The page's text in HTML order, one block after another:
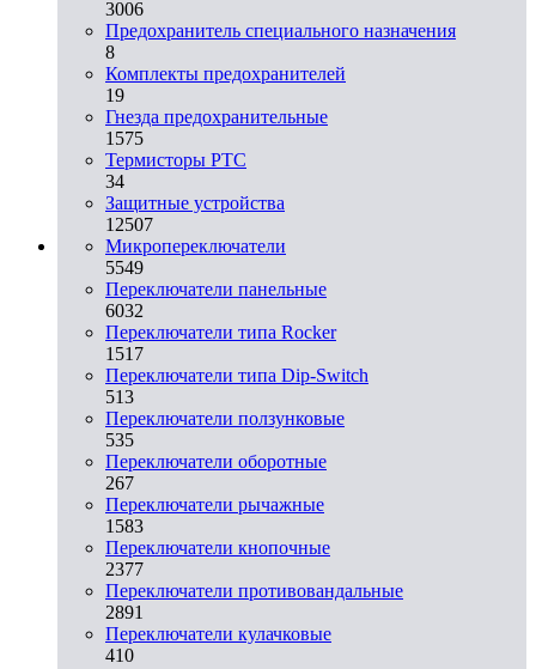
3006
Предохранитель специального назначения
8
Комплекты предохранителей
19
Гнезда предохранительные
1575
Термисторы PTC
34
Защитные устройства
12507
Микропереключатели
5549
Переключатели панельные
6032
Переключатели типа Rocker
1517
Переключатели типа Dip-Switch
513
Переключатели ползунковые
535
Переключатели оборотные
267
Переключатели рычажные
1583
Переключатели кнопочные
2377
Переключатели противовандальные
2891
Переключатели кулачковые
410